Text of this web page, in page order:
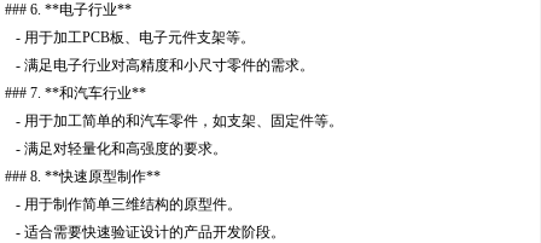
### 6. **电子行业**
- 用于加工PCB板、电子元件支架等。
- 满足电子行业对高精度和小尺寸零件的需求。
### 7. **和汽车行业**
- 用于加工简单的和汽车零件，如支架、固定件等。
- 满足对轻量化和高强度的要求。
### 8. **快速原型制作**
- 用于制作简单三维结构的原型件。
- 适合需要快速验证设计的产品开发阶段。